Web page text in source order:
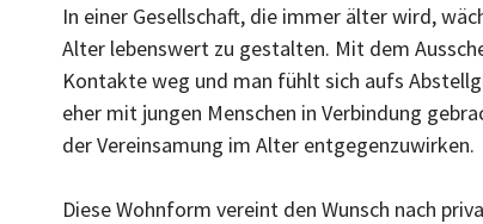
In einer Gesellschaft, die immer älter wird,
Alter lebenswert zu gestalten. Mit dem
Kontakte weg und man fühlt sich aufs
eher mit jungen Menschen in Verbindung
der Vereinsamung im Alter entgegenzuwirken.
Diese Wohnform vereint den Wunsch nach